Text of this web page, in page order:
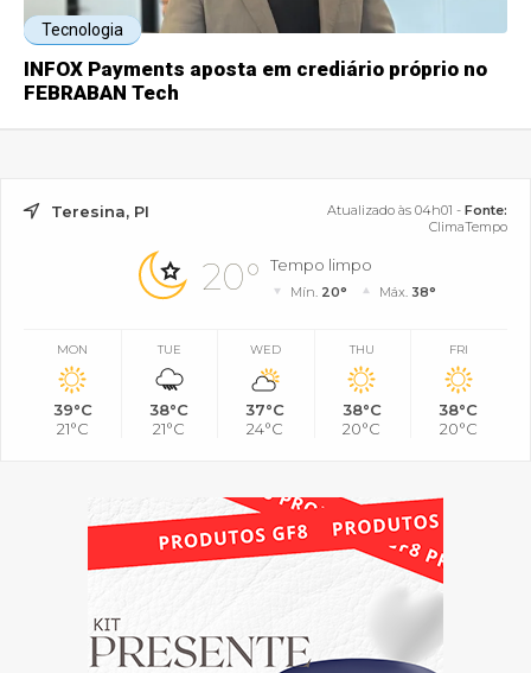
Tecnologia
INFOX Payments aposta em crediário próprio no
FEBRABAN Tech
Teresina, PI Atualizado às 04h01 - Fonte:
ClimaTempo
20° Tempo limpo
Mín. 20° Máx. 38°
MON
39°C
21°C
TUE
38°C
21°C
WED
37°C
24°C
THU
38°C
20°C
FRI
38°C
20°C